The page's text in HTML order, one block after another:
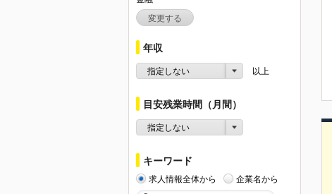
変更する
年収
指定しない 以上
目安残業時間（月間）
指定しない
キーワード
求人情報全体から 企業名から